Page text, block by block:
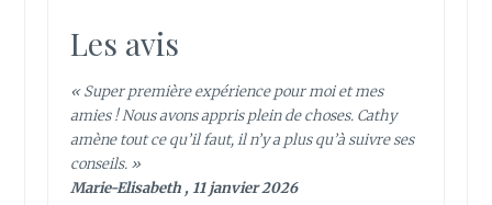
Les avis
« Super première expérience pour moi et mes
amies ! Nous avons appris plein de choses. Cathy
amène tout ce qu’il faut, il n’y a plus qu’à suivre ses
conseils. »
Marie-Elisabeth , 11 janvier 2026